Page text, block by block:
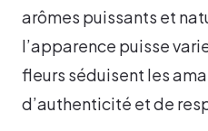
arômes puissants et
l’apparence puisse
fleurs séduisent les
d’authenticité et de